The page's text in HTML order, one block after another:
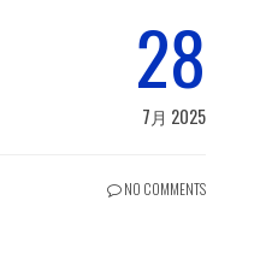
28
7月 2025
NO COMMENTS